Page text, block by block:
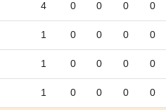
4 0 0 0 0
1 0 0 0 0
1 0 0 0 0
1 0 0 0 0